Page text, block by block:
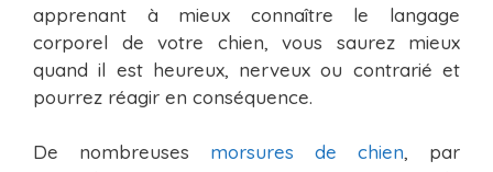
apprenant à mieux connaître le langage
corporel de votre chien, vous saurez mieux
quand il est heureux, nerveux ou contrarié et
pourrez réagir en conséquence.
De nombreuses morsures de chien, par